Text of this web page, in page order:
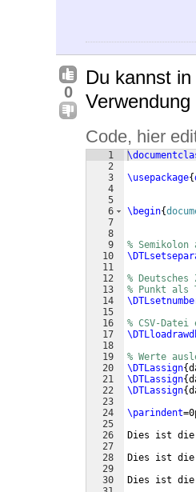
0
Du kannst
Code, hier
1
2
3
4
5
6
7
8
9
10
11
12
13
14
15
16
17
18
19
20
21
22
23
24
25
26
27
28
29
30
\usepackage{
\begin{
%
%
% Punkt als
% CSV-
% Werte
\DTLassign{
\DTLassign{
\DTLassign{
\parindent
Dies ist die
Dies ist die
Dies ist die